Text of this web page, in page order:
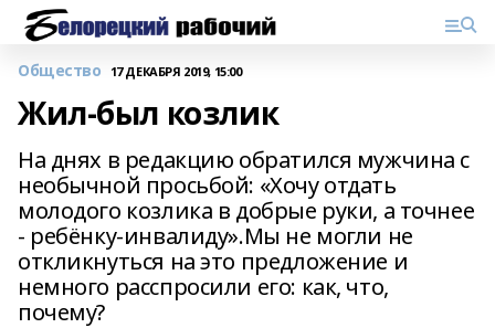
Общество 17 ДЕКАБРЯ 2019, 15:00
Жил-был козлик
На днях в редакцию обратился мужчина с
необычной просьбой: «Хочу отдать
молодого козлика в добрые руки, а точнее
- ребёнку-инвалиду».Мы не могли не
откликнуться на это предложение и
немного расспросили его: как, что,
почему?